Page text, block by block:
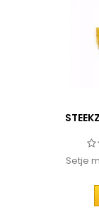
Setje